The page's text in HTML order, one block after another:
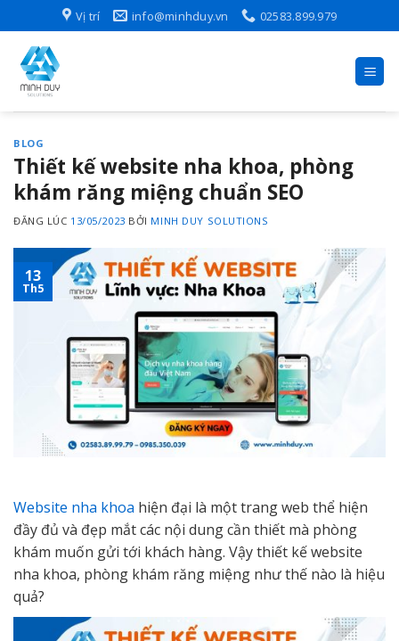
to
content
Vị trí info@minhduy.vn 02583.899.979
BLOG
Thiết kế website nha khoa, phòng
khám răng miệng chuẩn SEO
ĐĂNG LÚC 13/05/2023 BỞI MINH DUY SOLUTIONS
13
Th5
Website nha khoa hiện đại là một trang web thể hiện
đầy đủ và đẹp mắt các nội dung cần thiết mà phòng
khám muốn gửi tới khách hàng. Vậy thiết kế website
nha khoa, phòng khám răng miệng như thế nào là hiệu
quả?